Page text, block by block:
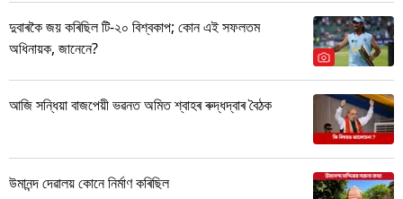
দুবাৰকৈ জয় কৰিছিল টি-২০ বিশ্বকাপ; কোন এই সফলতম
অধিনায়ক, জানেনে?
আজি সন্ধিয়া বাজপেয়ী ভৱনত অমিত শ্বাহৰ ৰুদ্ধদ্বাৰ বৈঠক
উমানন্দ দেৱালয় কোনে নিৰ্মাণ কৰিছিল